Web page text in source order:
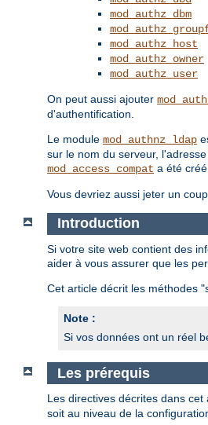
mod_authz_dbm
mod_authz_host
mod_authz_owner
mod_authz_user
On peut aussi ajouter
d'authentification.
Le module mod_authnz_ldap
sur le nom du serveur,
mod_access_compat a été
Vous devriez aussi jeter un
Introduction
Si votre site web contient des
aider à vous assurer que les
Cet article décrit les méthodes
Note :
Si vos données ont un réel
Les prérequis
Les directives décrites dans
soit au niveau de la